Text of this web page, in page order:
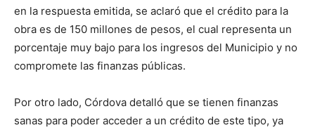
en la respuesta emitida, se aclaró que el crédito para la
obra es de 150 millones de pesos, el cual representa un
porcentaje muy bajo para los ingresos del Municipio y no
compromete las finanzas públicas.
Por otro lado, Córdova detalló que se tienen finanzas
sanas para poder acceder a un crédito de este tipo, ya